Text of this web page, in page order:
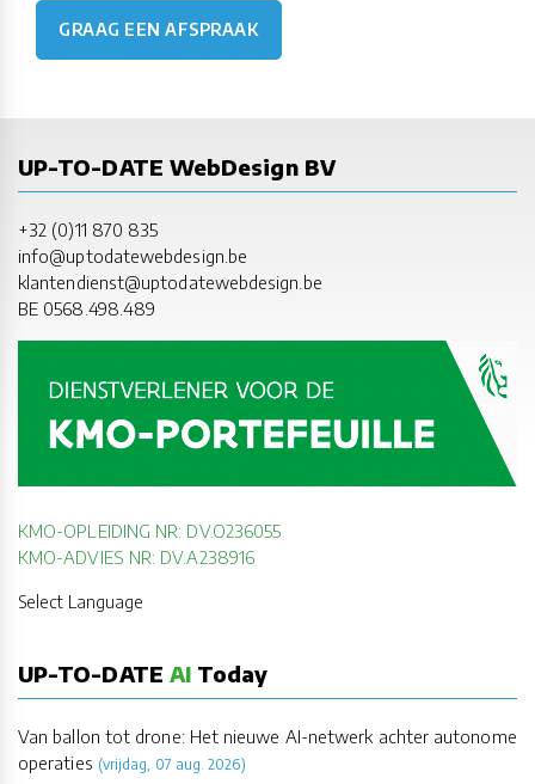
GRAAG EEN AFSPRAAK
UP-TO-DATE WebDesign BV
+32 (0)11 870 835
info@uptodatewebdesign.be
klantendienst@uptodatewebdesign.be
BE 0568.498.489
KMO-OPLEIDING NR: DV.O236055
KMO-ADVIES NR: DV.A238916
Select Language
UP-TO-DATE AI Today
Van ballon tot drone: Het nieuwe AI-netwerk achter autonome
operaties (vrijdag, 07 aug. 2026)